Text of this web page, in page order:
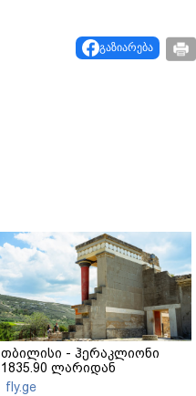
გაზიარება
თბილისი - ჰერაკლიონი
1835.90 ლარიდან
fly.ge